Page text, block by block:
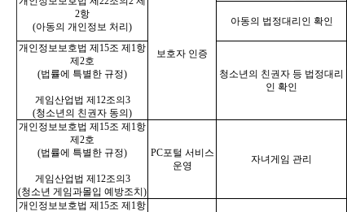
2항
(아동의 개인정보 처리)
보호자 인증
아동의 법정대리인 확인
개인정보보호법 제15조 제1항
제2호
(법률에 특별한 규정)
게임산업법 제12조의3
(청소년의 친권자 동의)
청소년의 친권자 등 법정대리
인 확인
개인정보보호법 제15조 제1항
제2호
(법률에 특별한 규정)
게임산업법 제12조의3
(청소년 게임과몰입 예방조치)
PC포털 서비스
운영
자녀게임 관리
개인정보보호법 제15조 제1항